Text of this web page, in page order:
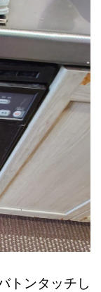
トンタッチし